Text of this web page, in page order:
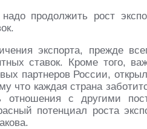
продолжить рост
экспорта, прежде
ставок. Кроме того,
партнеров России,
что каждая страна
отношения с другими
потенциал роста